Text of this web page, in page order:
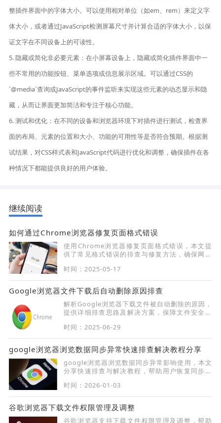
整插件界面中的字体大小。可以使用相对单位（如em、rem）来定义字
体大小，或者通过JavaScript检测屏幕尺寸并计算合适的字体大小，以保
证文字在不同设备上的可读性。
5. 隐藏或简化非必要元素：在小屏幕设备上，隐藏或简化插件界面中一
些不常用的功能按钮、菜单选项或信息展示区域。可以通过CSS的
`@media`查询或JavaScript的事件监听来实现这些元素的动态显示和隐
藏，从而让界面更加简洁和专注于核心功能。
6. 测试和优化：在不同的设备和浏览器环境下对插件进行测试，检查界
面的布局、元素的位置和大小、功能的可用性等是否符合预期。根据测
试结果，对CSS样式表和JavaScript代码进行优化和调整，确保插件在各
种情况下都能提供良好的用户体验。
继续阅读
如何通过Chrome浏览器修复页面格式错误
使用Chrome浏览器修复页面格式错误，本文提
供了常见格式错误的排查与修复方法，确保网页
时间：2025-05-17
Google浏览器文件下载后自动删除原因排查
解析Google浏览器下载文件被自动删除的原因，
提供详细排查思路及解决方案，保障文件安全保
时间：2025-06-29
google浏览器浏览数据同步异常快速排查解决教程分享
google浏览器浏览数据同步异常影响使用，本文
分享快速排查与解决教程，帮助用户恢复同步功
时间：2026-01-03
谷歌浏览器下载文件权限管理及调整
谷歌浏览器支持下载文件权限管理及调整，帮助